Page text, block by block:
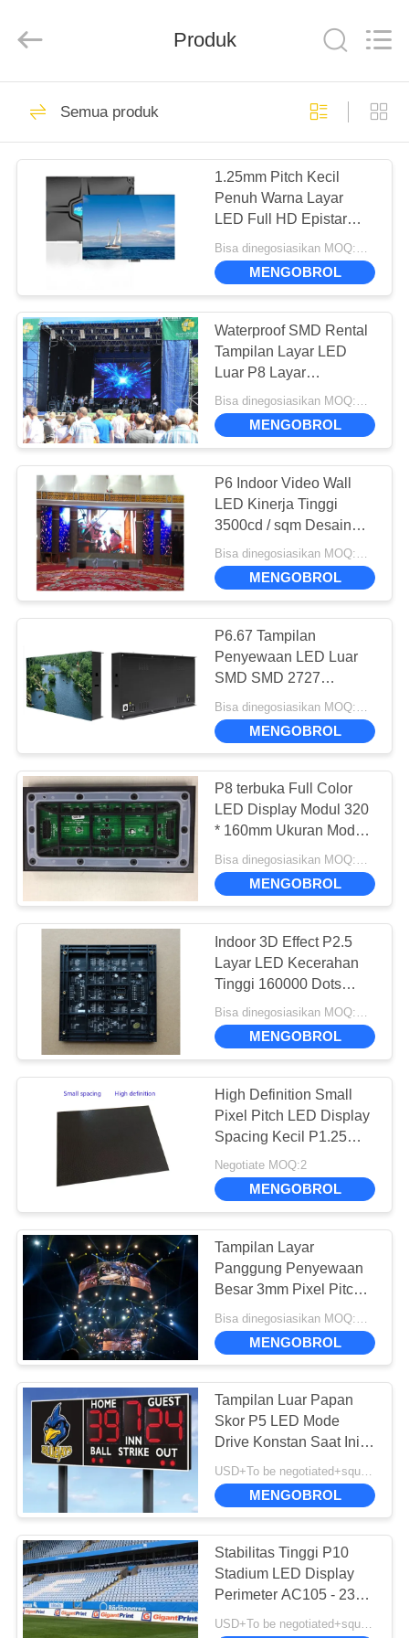
RUMAH
PRODUK
VIDEO
TAMPILAN
VR
TENTANG
KAMI
TUR
PABRIK
KONTROL
KUALITAS
HUBUNGI
KAMI
BERITA
KASUS
NGOBROL
SEKARANG
BAIDU
SITEMAP
KEBIJAKAN
PRIVASI
Services
Co.,LTD.
Reserved.
Layar LED dengan
kecerahan tinggi
Layar LED iklan
12
layar dipimpin
penuh warna
Tampilan LED Pitch
Pixel Kecil
Layar tampilan LED
luar ruangan
22
Dinding Video Led
Dalam Ruangan
35
Tampilan LED
Layanan Depan
15
LED Curtain Screen
10
Produk
Semua produk
1.25mm Pitch Kecil
Penuh Warna Layar
LED Full HD Epistar
Chip Untuk Klub
Bisa dinegosiasikan MOQ:Perundingan
MENGOBROL
Waterproof SMD Rental
Tampilan Layar LED
Luar P8 Layar
Panggung 640 * 640mm
Kabinet
Bisa dinegosiasikan MOQ:Perundingan
MENGOBROL
P6 Indoor Video Wall
LED Kinerja Tinggi
3500cd / sqm Desain
Sewa Kecerahan
Bisa dinegosiasikan MOQ:Perundingan
MENGOBROL
P6.67 Tampilan
Penyewaan LED Luar
SMD SMD 2727
Aplikasi Lampu LED
Lebar
MENGOBROL
P8 terbuka Full Color
LED Display Modul 320
* 160mm Ukuran Modul
CE Compliant
Bisa dinegosiasikan MOQ:Perundingan
MENGOBROL
Indoor 3D Effect P2.5
Layar LED Kecerahan
Tinggi 160000 Dots
Pixel Density
Bisa dinegosiasikan MOQ:Perundingan
MENGOBROL
High Definition Small
Pixel Pitch LED Display
Spacing Kecil P1.25
Untuk Iklan
Negotiate MOQ:2
MENGOBROL
Tampilan Layar
Panggung Penyewaan
Besar 3mm Pixel Pitch
Hemat Energi, Sesuai
FCC
MENGOBROL
Tampilan Luar Papan
Skor P5 LED Mode
Drive Konstan Saat Ini
Stabil Bekerja
USD+To be negotiated+square meter MOQ:1 meter persegi
MENGOBROL
Stabilitas Tinggi P10
Stadium LED Display
Perimeter AC105 - 235V
Tegangan Input
USD+To be negotiated+square meter MOQ:1 meter persegi